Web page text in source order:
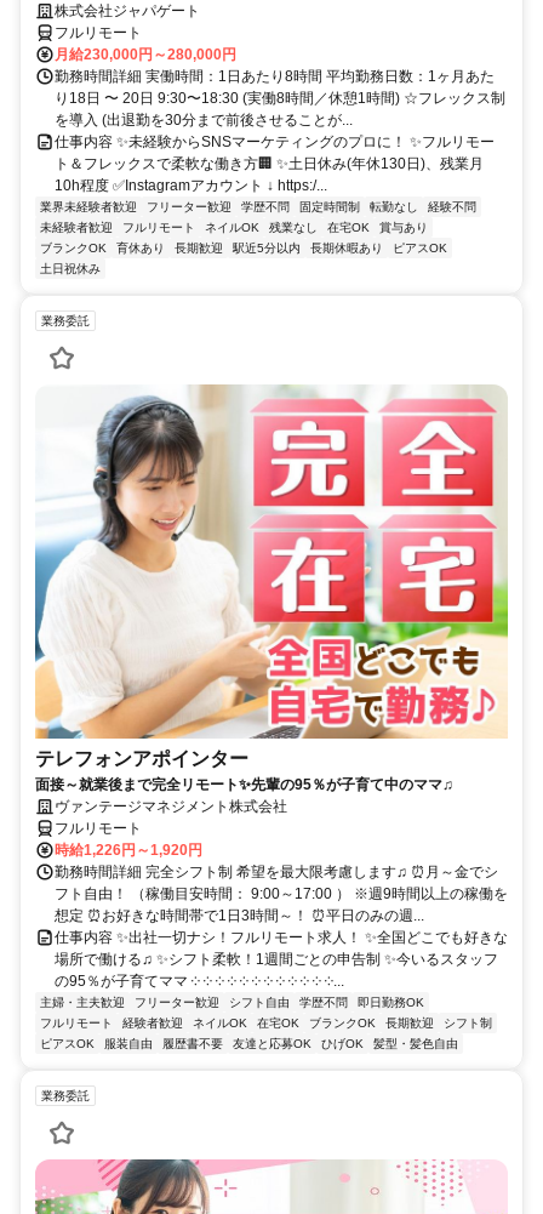
株式会社ジャパゲート
フルリモート
月給230,000円～280,000円
勤務時間詳細 実働時間：1日あたり8時間 平均勤務日数：1ヶ月あた
り18日 〜 20日 9:30〜18:30 (実働8時間／休憩1時間) ☆フレックス制
を導入 (出退勤を30分まで前後させることが...
仕事内容 ✨未経験からSNSマーケティングのプロに！ ✨フルリモー
ト＆フレックスで柔軟な働き方🏢 ✨土日休み(年休130日)、残業月
10h程度 ✅Instagramアカウント ↓ https:/...
業界未経験者歓迎 フリーター歓迎 学歴不問 固定時間制 転勤なし
経験不問
未経験者歓迎
フルリモート ネイルOK 残業なし 在宅OK
賞与あり
ブランクOK
育休あり 長期歓迎 駅近5分以内 長期休暇あり
ピアスOK
土日祝休み
業務委託
テレフォンアポインター
面接～就業後まで完全リモート✨先輩の95％が子育て中のママ♫
ヴァンテージマネジメント株式会社
フルリモート
時給1,226円～1,920円
勤務時間詳細 完全シフト制 希望を最大限考慮します♫ ⏰月～金でシ
フト自由！ （稼働目安時間： 9:00～17:00 ） ※週9時間以上の稼働を
想定 ⏰お好きな時間帯で1日3時間～！ ⏰平日のみの週...
仕事内容 ✨出社一切ナシ！フルリモート求人！ ✨全国どこでも好きな
場所で働ける♫ ✨シフト柔軟！1週間ごとの申告制 ✨今いるスタッフ
の95％が子育てママ ༶ ༶ ༶ ༶ ༶ ༶ ༶ ༶ ༶ ༶ ༶ ༶...
主婦・主夫歓迎 フリーター歓迎 シフト自由 学歴不問
即日勤務OK
フルリモート
経験者歓迎 ネイルOK 在宅OK ブランクOK 長期歓迎
シフト制
ピアスOK
服装自由 履歴書不要 友達と応募OK ひげOK 髪型・髪色自由
業務委託